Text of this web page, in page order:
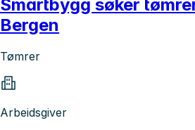
Smartbygg søker
Bergen
Tømrer
Arbeidsgiver